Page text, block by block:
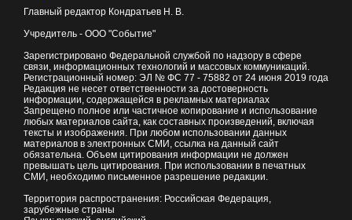
Главный редактор Кондратьев Н. В.
Учредитель - ООО "Событие"
Зарегистрировано Федеральной службой по надзору в сфере
связи, информационных технологий и массовых коммуникаций.
Регистрационный номер: ЭЛ № ФС 77 - 75882 от 24 июня 2019 года
Редакция не несет ответственности за достоверность
информации, содержащейся в рекламных материалах
Запрещено полное или частичное копирование и использование
любых материалов сайта, как составных произведений, включая
тексты и изображения. При любом использовании данных
материалов в электронных СМИ, ссылка на данный сайт
обязательна. Объем цитирования информации не должен
превышать цель цитирования. При использовании в печатных
СМИ, необходимо письменное разрешение редакции.
Территория распространения: Российская Федерация,
зарубежные страны